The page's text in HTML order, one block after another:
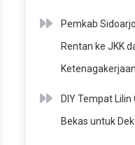
Pemkab
Rentan ke JKK
Ketenagakerjaan
DIY Tempat
Bekas untuk